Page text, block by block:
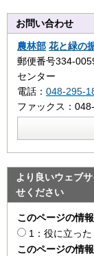
お問い合わせ
農林部 花と緑の
郵便番号334-
センター
電話： 048-295-
ファックス：
より良いウェブ
せください
このページの情
1：役に立った
このページの情